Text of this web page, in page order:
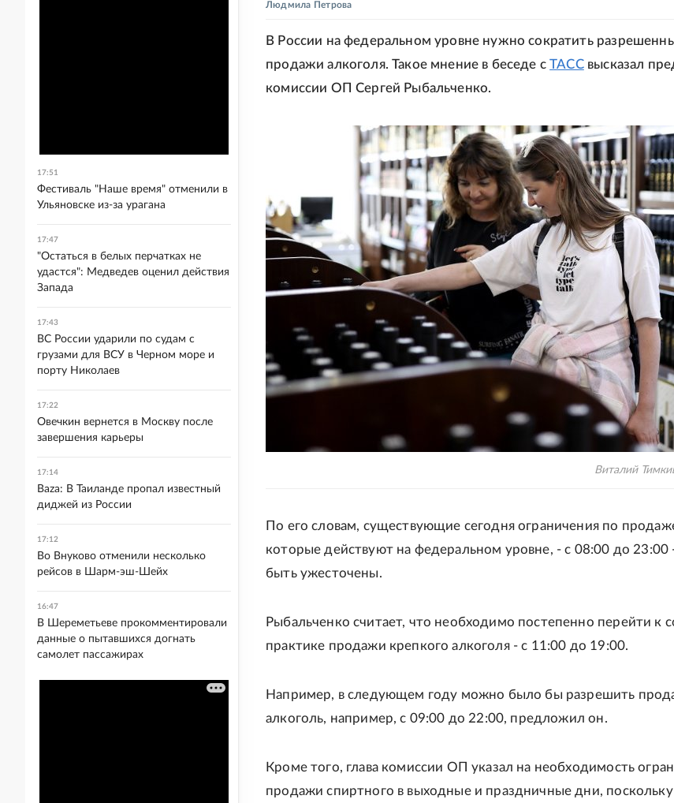
Людмила Петрова
В России на федеральном уровне нужно сократить
продажи алкоголя. Такое мнение в беседе сТАССвысказал
комиссии ОП Сергей Рыбальченко.
Виталий
По его словам, существующие сегодня ограничения по
которые действуют на федеральном уровне, - с 08:00 до
быть ужесточены.
Рыбальченко считает, что необходимо постепенно перейти к
практике продажи крепкого алкоголя - с 11:00 до 19:00.
Например, в следующем году можно было бы разрешить
алкоголь, например, с 09:00 до 22:00, предложил он.
Кроме того, глава комиссии ОП указал на необходимость
продажи спиртного в выходные и праздничные дни,
17:51
Фестиваль "Наше время" отменили в
Ульяновске из-за урагана
17:47
"Остаться в белых перчатках не
удастся": Медведев оценил действия
Запада
17:43
ВС России ударили по судам с
грузами для ВСУ в Черном море и
порту Николаев
17:22
Овечкин вернется в Москву после
завершения карьеры
17:14
Baza: В Таиланде пропал известный
диджей из России
17:12
Во Внуково отменили несколько
рейсов в Шарм-эш-Шейх
16:47
В Шереметьеве прокомментировали
данные о пытавшихся догнать
самолет пассажирах